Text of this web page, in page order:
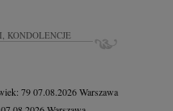
KONDOLENCJE
7907.08.2026Warszawa